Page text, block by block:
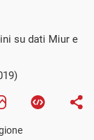
su dati Miur e